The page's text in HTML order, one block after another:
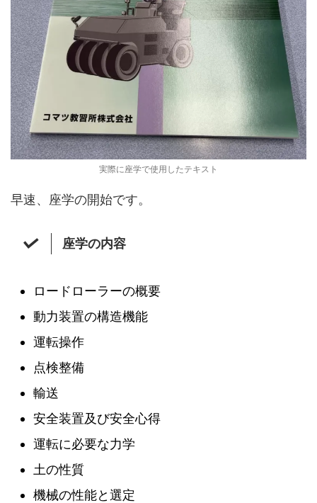
実際に座学で使用したテキスト
早速、座学の開始です。
座学の内容
ロードローラーの概要
動力装置の構造機能
運転操作
点検整備
輸送
安全装置及び安全心得
運転に必要な力学
土の性質
機械の性能と選定